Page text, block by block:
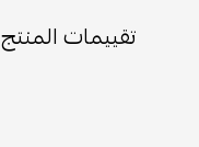
تقييمات المنتج